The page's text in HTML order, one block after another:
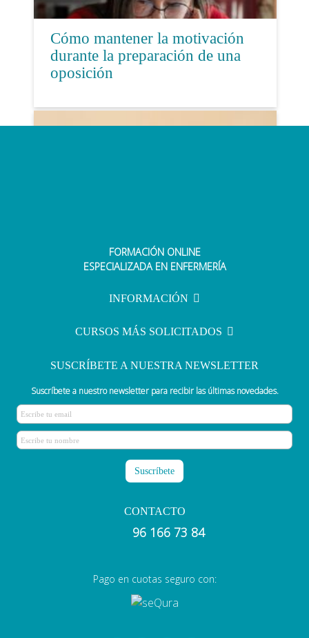
Cómo mantener la motivación
durante la preparación de una
oposición
¿Qué debe incluir un botiquín de
FORMACIÓN ONLINE
ESPECIALIZADA EN ENFERMERÍA
INFORMACIÓN
CURSOS MÁS SOLICITADOS
SUSCRÍBETE A NUESTRA NEWSLETTER
Suscríbete a nuestro newsletter para recibir las últimas novedades.
CONTACTO
96 166 73 84
Pago en cuotas seguro con: